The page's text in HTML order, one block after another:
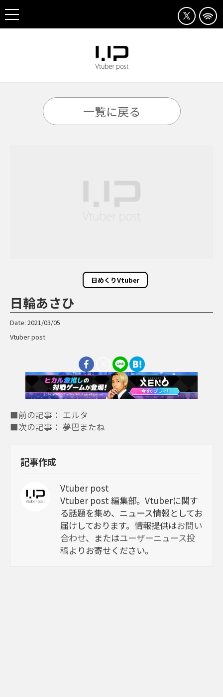
一覧に戻る
日めくりVtuber
日輪あさひ
Date: 2021/03/05
Vtuber post
■前の記事： エルタ
■次の記事： 夢巴またね
記事作成
Vtuber post
Vtuber post 編集部。Vtuberに関す
る話題を集め、ニュース情報としてお
届けしております。情報提供はお問い
合わせ、またはユーザーニュース投
稿よりお寄せください。